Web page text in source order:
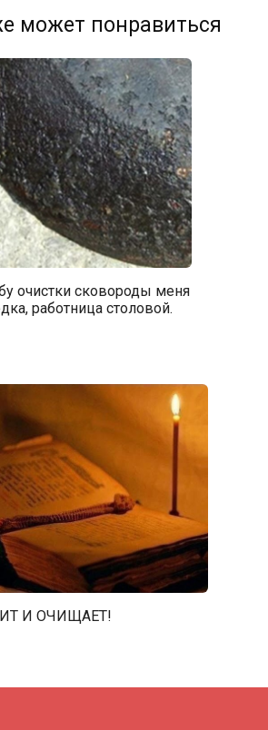
может понравиться
очистки сковороды меня
работница столовой.
И ОЧИЩАЕТ!